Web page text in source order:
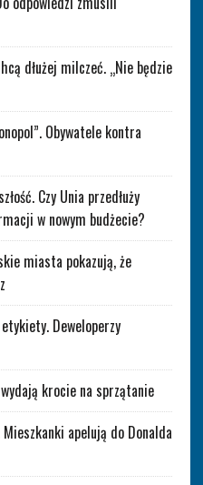
dłużej milczeć. „Nie będzie
Obywatele kontra
Czy Unia przedłuży
w nowym budżecie?
miasta pokazują, że
Deweloperzy
krocie na sprzątanie
apelują do Donalda